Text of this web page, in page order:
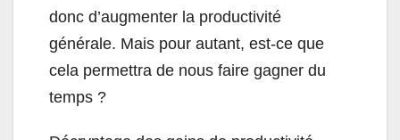
donc d’augmenter la productivité
générale. Mais pour autant, est-ce que
cela permettra de nous faire gagner du
temps ?